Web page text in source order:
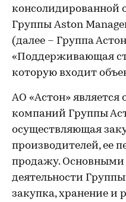
консолидированной
Группы Aston
(далее – Группа
«Поддерживающая
которую входит
АО «Астон»
компаний Группы
осуществляющая
производителей, ее
продажу.
деятельности
закупка, хранение и